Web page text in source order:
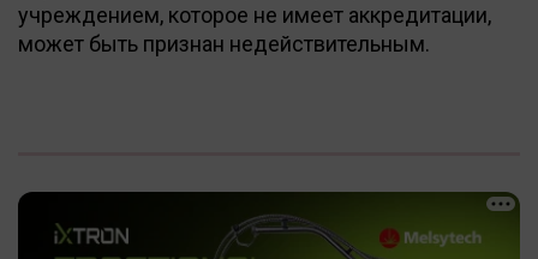
учреждением, которое не имеет аккредитации,
может быть признан недействительным.